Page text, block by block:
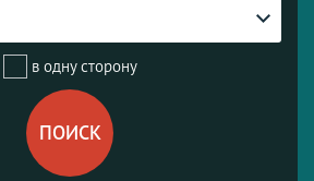
в одну сторону